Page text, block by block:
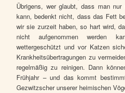
Übrigens, wer glaubt, dass man
kann, bedenkt nicht, dass das Fett
wir sie zurzeit haben, so hart wird,
nicht aufgenommen werden
wettergeschützt und vor Katzen
Krankheitsübertragungen zu
regelmäßig zu reinigen. Dann
Frühjahr – und das kommt
Gezwitzscher unserer heimischen